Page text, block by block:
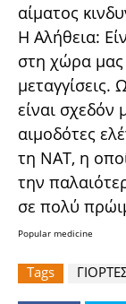
αίματος
Η Αλήθεια:
στη χώρα μας
είναι σχεδόν
αιμοδότες
τη ΝΑΤ, η
την
σε πολύ
Popular medicine
Tags